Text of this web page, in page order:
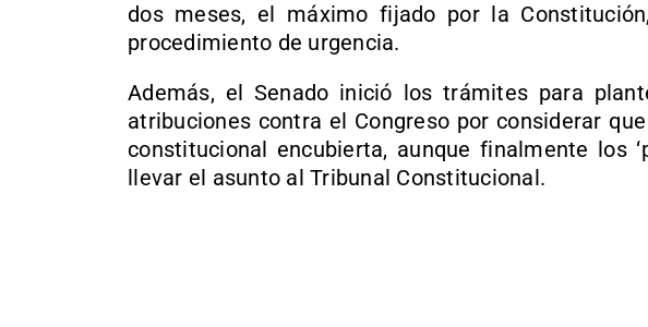
dos meses, el máximo fijado por la
procedimiento de urgencia.
Además, el Senado inició los trámites para
atribuciones contra el Congreso por considerar
constitucional encubierta, aunque finalmente los
llevar el asunto al Tribunal Constitucional.